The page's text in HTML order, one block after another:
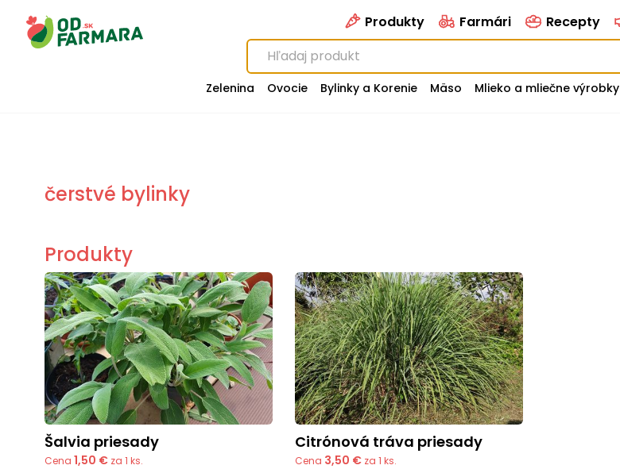
Produkty Farmári Recepty
Zelenina Ovocie Bylinky a Korenie Mäso Mlieko a mliečne výrobky
čerstvé bylinky
Produkty
Šalvia priesady
Cena 1,50 € za 1 ks.
Citrónová tráva priesady
Cena 3,50 € za 1 ks.